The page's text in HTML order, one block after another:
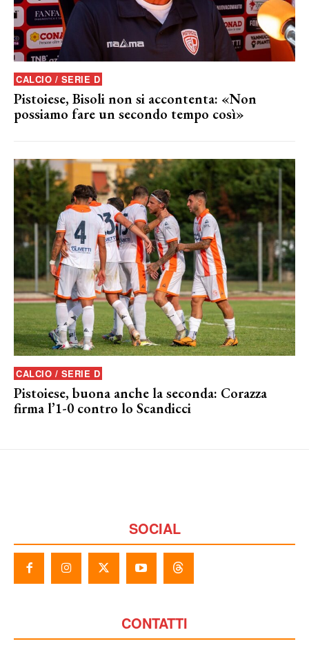
CALCIO / SERIE D
Pistoiese, Bisoli non si accontenta: «Non
possiamo fare un secondo tempo così»
CALCIO / SERIE D
Pistoiese, buona anche la seconda: Corazza
firma l’1-0 contro lo Scandicci
SOCIAL
CONTATTI